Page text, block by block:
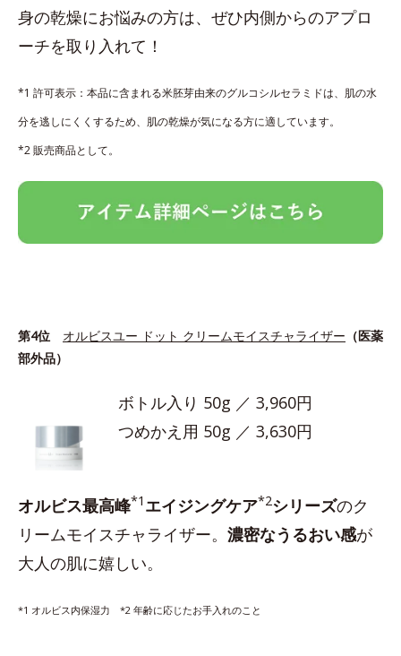
身の乾燥にお悩みの方は、ぜひ内側からのアプロ
ーチを取り入れて！
*1 許可表示：本品に含まれる米胚芽由来のグルコシルセラミドは、肌の水
分を逃しにくくするため、肌の乾燥が気になる方に適しています。
*2 販売商品として。
第4位 オルビスユー ドット クリームモイスチャライザー （医薬
部外品）
ボトル入り 50g ／ 3,960円
つめかえ用 50g ／ 3,630円
オルビス最高峰*1 エイジングケア*2シリーズのク
リームモイスチャライザー。 濃密なうるおい感が
大人の肌に嬉しい。
*1 オルビス内保湿力 *2 年齢に応じたお手入れのこと